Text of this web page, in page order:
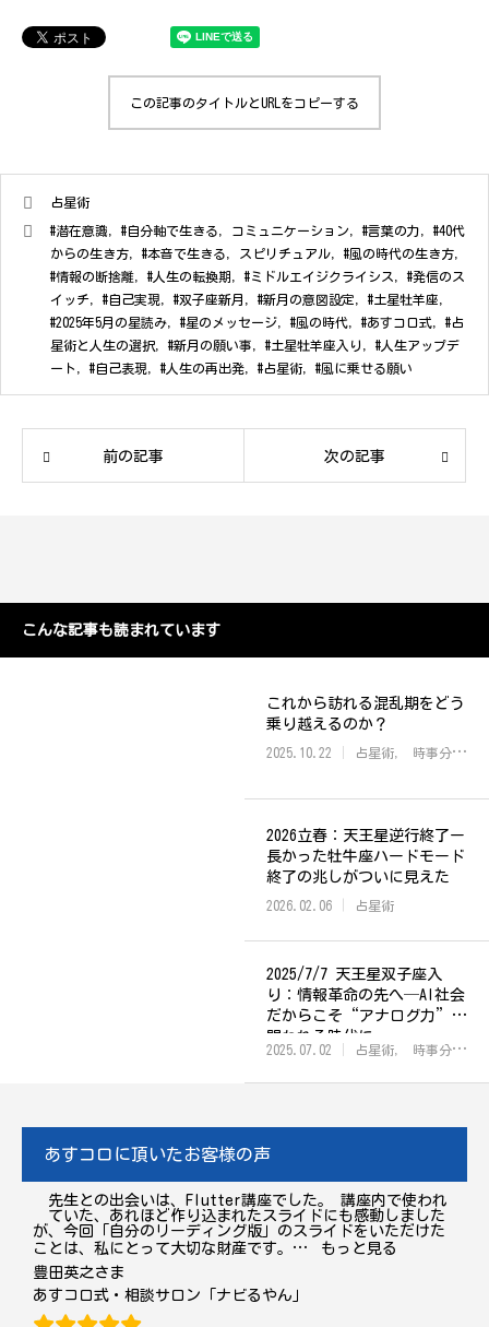
この記事のタイトルとURLをコピーする
占星術
#潜在意識 ,#自分軸で生きる コミュニケーション ,#言葉の力 ,#40代
からの生き方 ,#本音で生きる スピリチュアル ,#風の時代の生き方
#情報の断捨離 ,#人生の転換期 ,#ミドルエイジクライシス ,#発信のス
イッチ ,#自己実現 ,#双子座新月 ,#新月の意図設定 ,#土星牡羊座
#2025年5月の星読み ,#星のメッセージ ,#風の時代 ,#あすコロ式 ,#占
星術と人生の選択 ,#新月の願い事 ,#土星牡羊座入り ,#人生アップデ
ート
,#自己表現 ,#人生の再出発 ,#占星術 ,#風に乗せる願い
前の記事 次の記事
こんな記事も読まれています
これから訪れる混乱期をどう
乗り越えるのか？
2025.10.22 占星術 時事分析・未来予測
2026立春：天王星逆行終了ー
長かった牡牛座ハードモード
終了の兆しがついに見えた
2026.02.06 占星術
2025/7/7 天王星双子座入
り：情報革命の先へ─AI社会
だからこそ“アナログ力”が
問われる時代に
2025.07.02 占星術 時事分析・未来予測
あすコロに頂いたお客様の声
先生との出会いは、Flutter講座でした。 講座内で使われ
ていた、あれほど作り込まれたスライドにも感動しました
が、今回「自分のリーディング版」のスライドをいただけた
ことは、私にとって大切な財産です。 … もっと見る
豊田英之さま
あすコロ式・相談サロン「ナビるやん」